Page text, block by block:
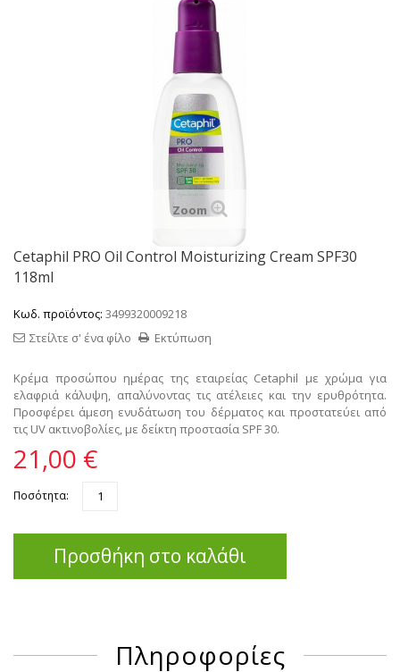
Zoom
Cetaphil PRO Oil Control Moisturizing Cream SPF30
118ml
Κωδ. προϊόντος: 3499320009218
Εκτύπωση
Στείλτε σ' ένα φίλο
Κρέμα προσώπου ημέρας της εταιρείας Cetaphil με χρώμα για
ελαφριά κάλυψη, απαλύνοντας τις ατέλειες και την ερυθρότητα.
Προσφέρει άμεση ενυδάτωση του δέρματος και προστατεύει από
τις UV ακτινοβολίες, με δείκτη προστασία SPF 30.
21,00 €
Ποσότητα:
Προσθήκη στο καλάθι
Πληροφορίες